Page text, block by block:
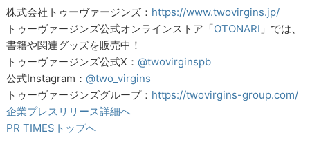
株式会社トゥーヴァージンズ： https://www.twovirgins.jp/
トゥーヴァージンズ公式オンラインストア「OTONARI 」では、
書籍や関連グッズを販売中！
トゥーヴァージンズ公式X：@twovirginspb
公式Instagram：@two_virgins
トゥーヴァージンズグループ： https://twovirgins-group.com/
企業プレスリリース詳細へ
PR TIMESトップへ